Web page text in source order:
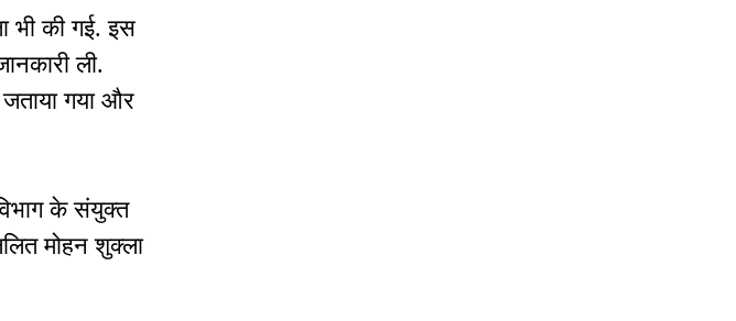
भी की गई. इस
ली.
गया और
के संयुक्त
मोहन शुक्ला